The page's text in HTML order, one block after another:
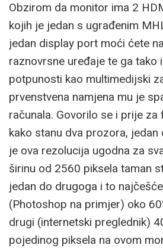
Obzirom da monitor ima 2
kojih je jedan s ugrađenim
jedan display port moći ćete
raznovrsne uređaje te ga tako
potpunosti kao multimedijski
prvenstvena namjena mu je
računala. Govorilo se i prije za
kako stanu dva prozora,
je ova rezolucija ugodna za
širinu od 2560 piksela taman
jedan do drugoga i to
(Photoshop na primjer) oko
drugi (internetski preglednik)
pojedinog piksela na ovom